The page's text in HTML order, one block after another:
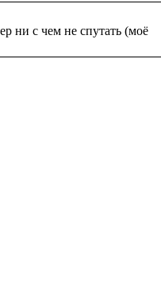
ни с чем не спутать (моё